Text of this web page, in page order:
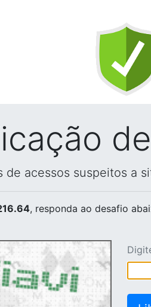
acessos suspeitos a
, responda ao desafio